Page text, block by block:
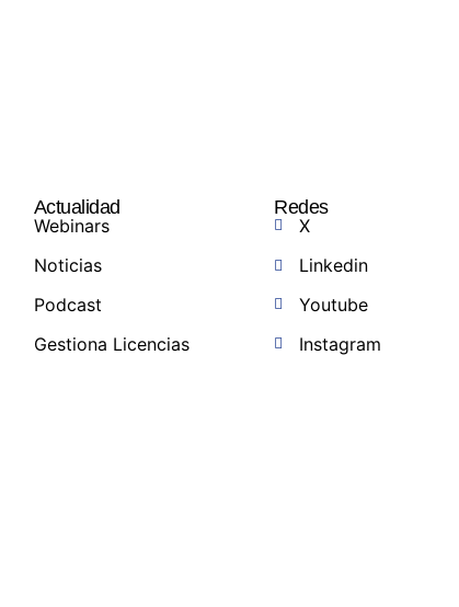
Actualidad
Webinars
Noticias
Podcast
Gestiona Licencias
Redes
X
Linkedin
Youtube
Instagram